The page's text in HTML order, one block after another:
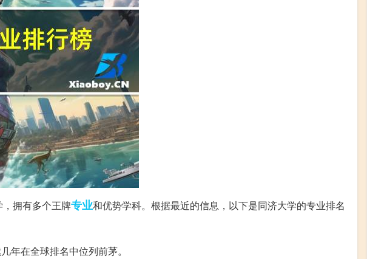
拥有多个王牌专业和优势学科。根据最近的信息，以下是同济大学的专业排名
年在全球排名中位列前茅。